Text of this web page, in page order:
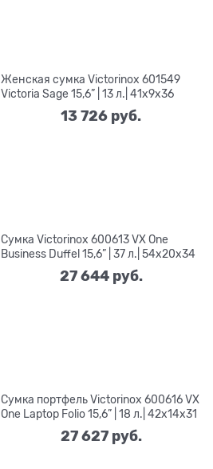
Женская сумка Victorinox 601549
Victoria Sage 15,6” | 13 л.| 41x9x36
13 726 руб.
Сумка Victorinox 600613 VX One
Business Duffel 15,6” | 37 л.| 54х20х34
27 644 руб.
Сумка портфель Victorinox 600616 VX
One Laptop Folio 15,6” | 18 л.| 42х14х31
27 627 руб.